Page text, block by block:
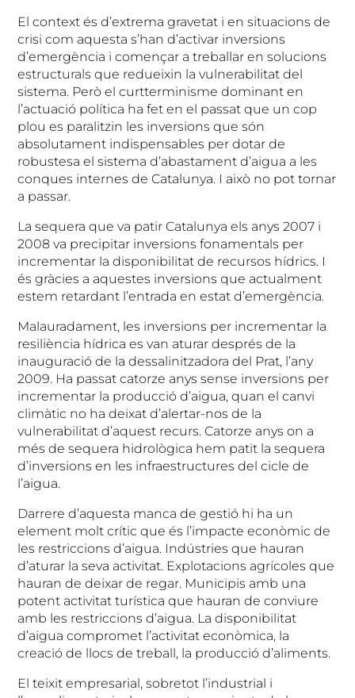
El context és d’extrema gravetat i en situacions de
crisi com aquesta s’han d’activar inversions
d’emergència i començar a treballar en solucions
estructurals que redueixin la vulnerabilitat del
sistema. Però el curtterminisme dominant en
l’actuació política ha fet en el passat que un cop
plou es paralitzin les inversions que són
absolutament indispensables per dotar de
robustesa el sistema d’abastament d’aigua a les
conques internes de Catalunya. I això no pot tornar
a passar.
La sequera que va patir Catalunya els anys 2007 i
2008 va precipitar inversions fonamentals per
incrementar la disponibilitat de recursos hídrics. I
és gràcies a aquestes inversions que actualment
estem retardant l’entrada en estat d’emergència.
Malauradament, les inversions per incrementar la
resiliència hídrica es van aturar després de la
inauguració de la dessalinitzadora del Prat, l’any
2009. Ha passat catorze anys sense inversions per
incrementar la producció d’aigua, quan el canvi
climàtic no ha deixat d’alertar-nos de la
vulnerabilitat d’aquest recurs. Catorze anys on a
més de sequera hidrològica hem patit la sequera
d’inversions en les infraestructures del cicle de
l’aigua.
Darrere d’aquesta manca de gestió hi ha un
element molt crític que és l’impacte econòmic de
les restriccions d’aigua. Indústries que hauran
d’aturar la seva activitat. Explotacions agrícoles que
hauran de deixar de regar. Municipis amb una
potent activitat turística que hauran de conviure
amb les restriccions d’aigua. La disponibilitat
d’aigua compromet l’activitat econòmica, la
creació de llocs de treball, la producció d’aliments.
El teixit empresarial, sobretot l’industrial i